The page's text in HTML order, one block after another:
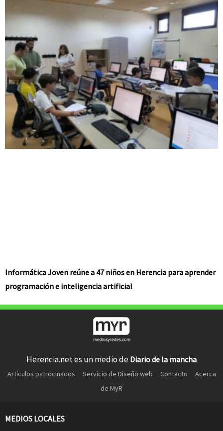
Informática Joven reúne a 47 niños en Herencia para aprender
programación e inteligencia artificial
Herencia.net es un medio de Diario de la mancha
Artículos patrocinados Servicio de Diseño web Contacto
Acerca
de MyR
MEDIOS LOCALES